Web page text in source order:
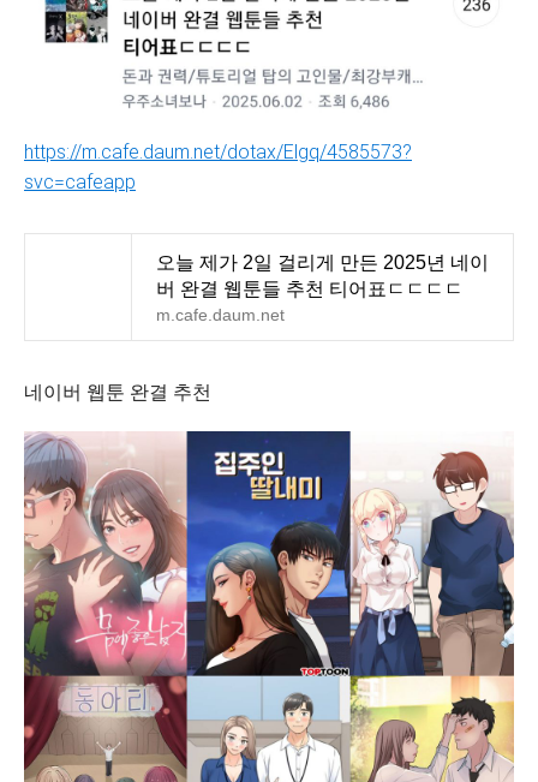
https://m.cafe.daum.net/dotax/Elgq/4585573?
svc=cafeapp
오늘 제가 2일 걸리게 만든 2025년 네이
버 완결 웹툰들 추천 티어표ㄷㄷㄷㄷ
m.cafe.daum.net
네이버 웹툰 완결 추천